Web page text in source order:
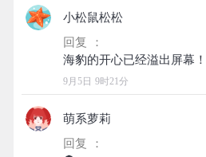
小松鼠松松
回复 ：
9月5日 9时21分
萌系萝莉
回复 ：